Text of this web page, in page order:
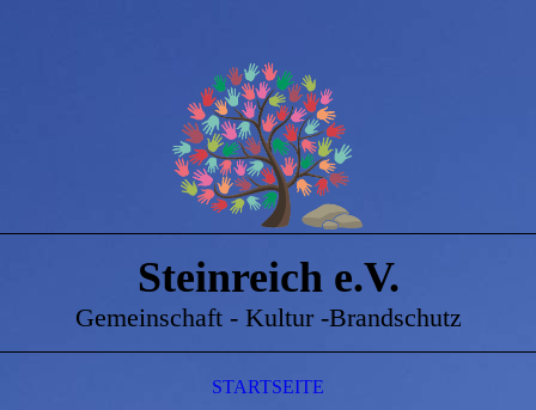
Steinreich e.V.
Gemeinschaft - Kultur -Brandschutz
STARTSEITE